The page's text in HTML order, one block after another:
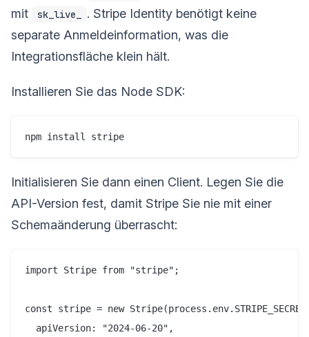
mit
sk_live_
. Stripe Identity benötigt keine
separate Anmeldeinformation, was die
Integrationsfläche klein hält.
Installieren Sie das Node SDK:
Initialisieren Sie dann einen Client. Legen Sie die
API-Version fest, damit Stripe Sie nie mit einer
Schemaänderung überrascht:
import Stripe from "stripe";
const stripe = new
  apiVersion: "2024-06-20",